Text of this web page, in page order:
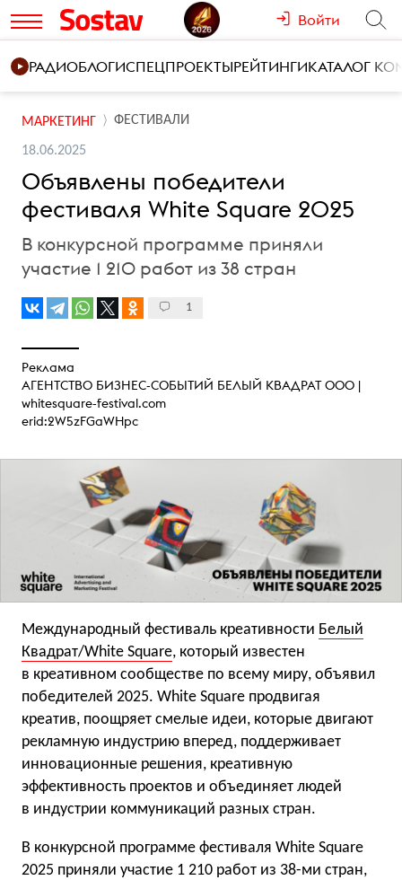
Войти
РАДИОБЛОГИСПЕЦПРОЕКТЫРЕЙТИНГИКАТАЛОГ
МАРКЕТИНГ ФЕСТИВАЛИ
18.06.2025
Объявлены победители
фестиваля White Square 2025
В конкурсной программе приняли
участие 1 210 работ из 38 стран
1
Реклама
АГЕНТСТВО БИЗНЕС-СОБЫТИЙ БЕЛЫЙ КВАДРАТ ООО |
whitesquare-festival.com
erid:2W5zFGaWHpc
Международный фестиваль креативности Белый
Квадрат/White Square, который известен
в креативном сообществе по всему миру, объявил
победителей 2025. White Square продвигая
креатив, поощряет смелые идеи, которые двигают
рекламную индустрию вперед, поддерживает
инновационные решения, креативную
эффективность проектов и объединяет людей
в индустрии коммуникаций разных стран.
В конкурсной программе фестиваля White Square
2025 приняли участие 1 210 работ из 38-ми стран,